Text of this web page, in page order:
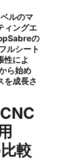
ルのマ
ィングエ
の
ルシート
性によ
ら始め
を成長さ
較